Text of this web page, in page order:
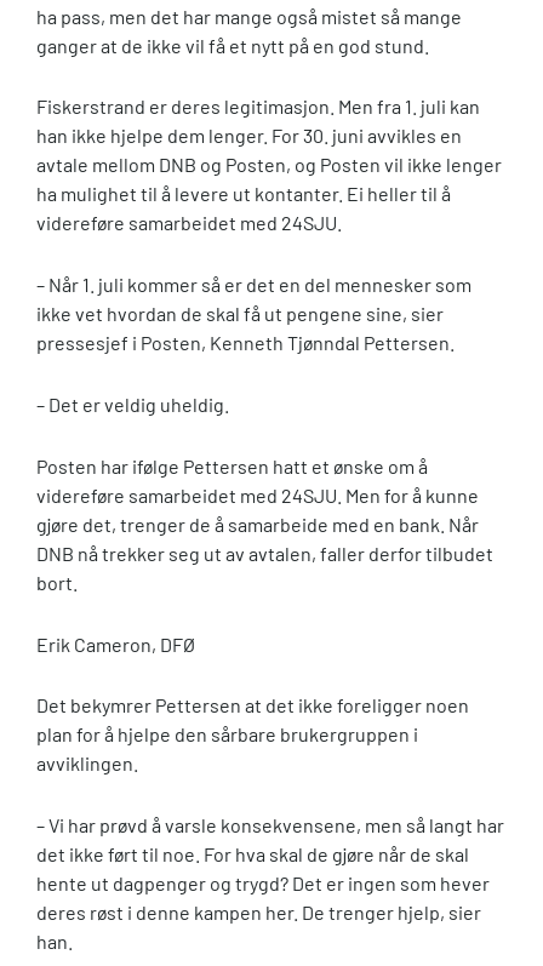
ha pass, men det har mange også mistet så mange
ganger at de ikke vil få et nytt på en god stund.
Fiskerstrand er deres legitimasjon. Men fra 1. juli kan
han ikke hjelpe dem lenger. For 30. juni avvikles en
avtale mellom DNB og Posten, og Posten vil ikke lenger
ha mulighet til å levere ut kontanter. Ei heller til å
videreføre samarbeidet med 24SJU.
– Når 1. juli kommer så er det en del mennesker som
ikke vet hvordan de skal få ut pengene sine, sier
pressesjef i Posten, Kenneth Tjønndal Pettersen.
– Det er veldig uheldig.
Posten har ifølge Pettersen hatt et ønske om å
videreføre samarbeidet med 24SJU. Men for å kunne
gjøre det, trenger de å samarbeide med en bank. Når
DNB nå trekker seg ut av avtalen, faller derfor tilbudet
bort.
Erik Cameron, DFØ
Det bekymrer Pettersen at det ikke foreligger noen
plan for å hjelpe den sårbare brukergruppen i
avviklingen.
– Vi har prøvd å varsle konsekvensene, men så langt har
det ikke ført til noe. For hva skal de gjøre når de skal
hente ut dagpenger og trygd? Det er ingen som hever
deres røst i denne kampen her. De trenger hjelp, sier
han.